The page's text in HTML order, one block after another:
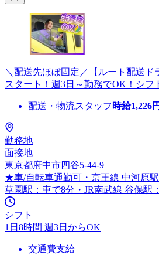
＼配送先ほぼ固定／【ルート配送ド
スタート！週3日～勤務でOK！シ
配送・物流スタッフ 時給1,226
勤務地
面接地
東京都府中市四谷5-44-9
★車/自転車通勤可・京王線 中河原
草園駅：車で8分・JR南武線 谷保駅
シフト
1日8時間 週3日からOK
交通費支給